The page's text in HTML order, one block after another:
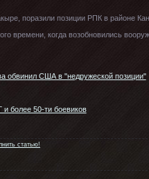
поразили позиции РПК в районе
времени, когда возобновились
обвинил США в "недружеской позиции"
более 50-ти боевиков
статью!